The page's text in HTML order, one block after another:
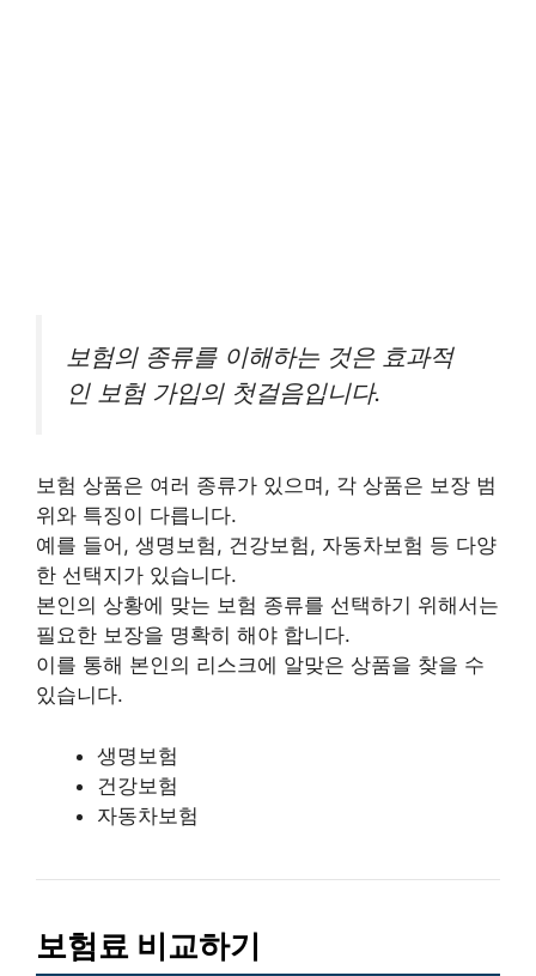
보험의 종류를 이해하는 것은 효과적
인 보험 가입의 첫걸음입니다.
보험 상품은 여러 종류가 있으며, 각 상품은 보장 범
위와 특징이 다릅니다.
예를 들어, 생명보험, 건강보험, 자동차보험 등 다양
한 선택지가 있습니다.
본인의 상황에 맞는 보험 종류를 선택하기 위해서는
필요한 보장을 명확히 해야 합니다.
이를 통해 본인의 리스크에 알맞은 상품을 찾을 수
있습니다.
생명보험
건강보험
자동차보험
보험료 비교하기